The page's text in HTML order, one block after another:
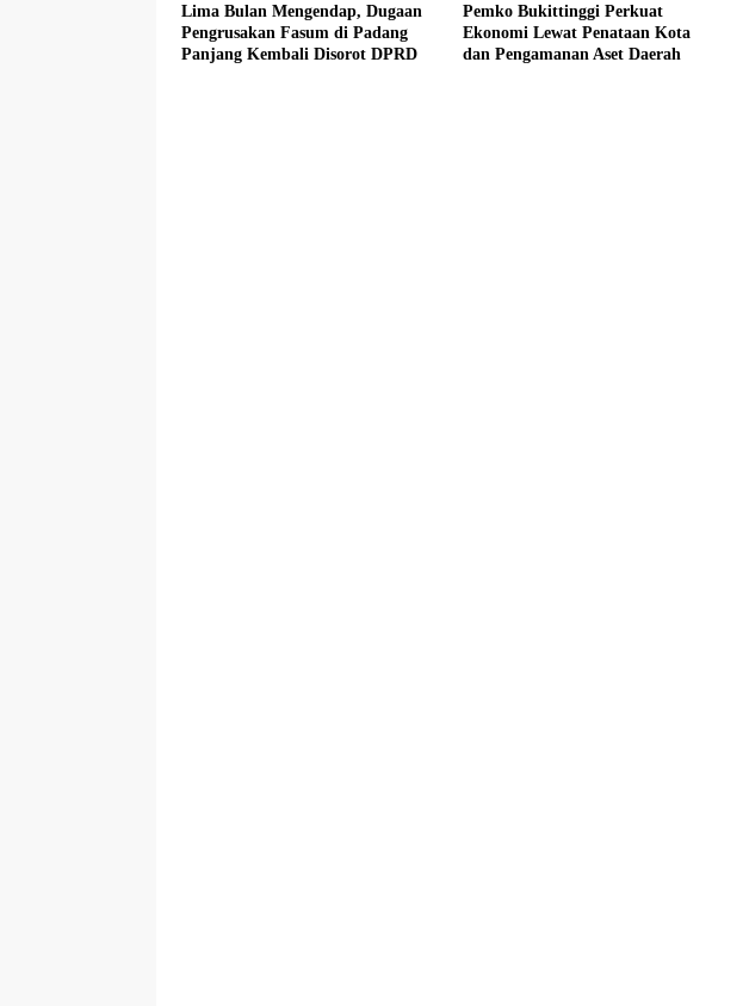
Lima Bulan Mengendap, Dugaan
Pengrusakan Fasum di Padang
Panjang Kembali Disorot DPRD
Pemko Bukittinggi Perkuat
Ekonomi Lewat Penataan Kota
dan Pengamanan Aset Daerah